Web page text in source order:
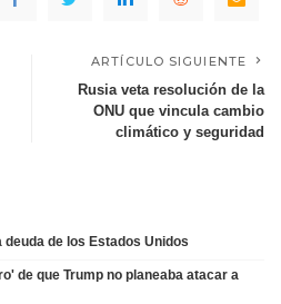
ARTÍCULO SIGUIENTE
Rusia veta resolución de la
ONU que vincula cambio
climático y seguridad
de los Estados Unidos
de que Trump no planeaba atacar a